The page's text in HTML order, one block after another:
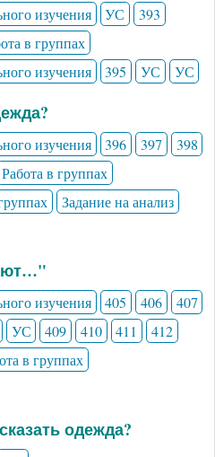
изучения УС
393
в группах
изучения
395 УС УС
изучения 396 397
398
Работа в группах
Задание на анализ
изучения 405 406
407
УС 409 410 411
412
в группах
одежда?